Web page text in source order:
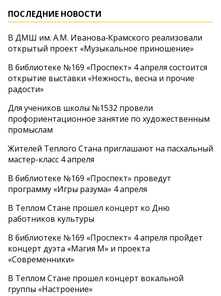
ПОСЛЕДНИЕ НОВОСТИ
В ДМШ им. А.М. Иванова‑Крамского реализовали
открытый проект «Музыкальное приношение»
В библиотеке №169 «Проспект» 4 апреля состоится
открытие выставки «Нежность, весна и прочие
радости»
Для учеников школы №1532 провели
профориентационное занятие по художественным
промыслам
Жителей Теплого Стана приглашают на пасхальный
мастер-класс 4 апреля
В библиотеке №169 «Проспект» проведут
программу «Игры разума» 4 апреля
В Теплом Стане прошел концерт ко Дню
работников культуры
В библиотеке №169 «Проспект» 4 апреля пройдет
концерт дуэта «Магия М» и проекта
«Современники»
В Теплом Стане прошел концерт вокальной
группы «Настроение»